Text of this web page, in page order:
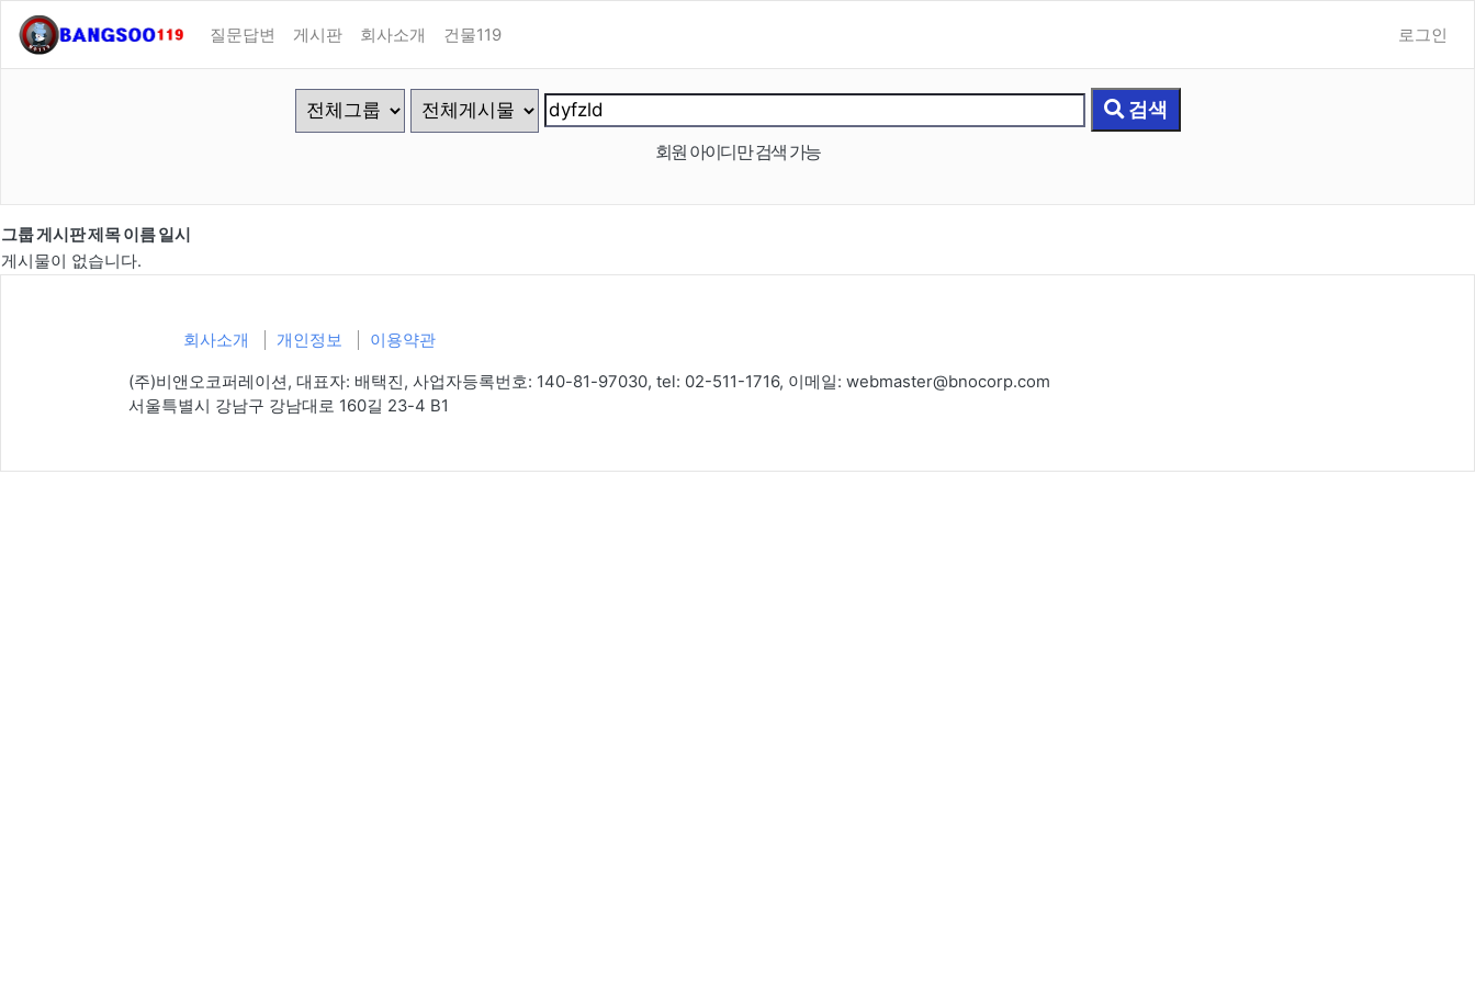
질문답변 게시판 회사소개 건물119 로그인
검색
회원 아이디만 검색 가능
그룹게시판제목이름일시
게시물이 없습니다.
회사소개 개인정보 이용약관
(주)비앤오코퍼레이션, 대표자: 배택진, 사업자등록번호: 140-81-97030, tel: 02-511-1716, 이메일: webmaster@bnocorp.com
서울특별시 강남구 강남대로 160길 23-4 B1